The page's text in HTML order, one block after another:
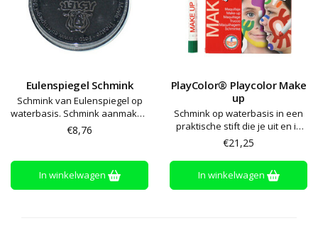
Eulenspiegel Schmink
Schmink van Eulenspiegel op
waterbasis. Schmink aanmaken
met een beetje water en
aanbrengen met een spons of
worden gemengd en afwassen
met zeep en water
€8,76
In winkelwagen
PlayColor® Playcolor Make
up
Schmink op waterbasis in een
praktische stift die je uit en in
kan draaien. Dekt goed en
makkelijk aan te brengen
€21,25
In winkelwagen